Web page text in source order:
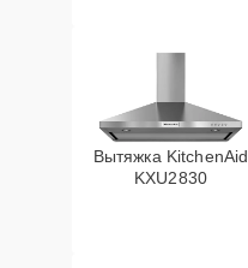
Вытяжка KitchenAid
KXU2830